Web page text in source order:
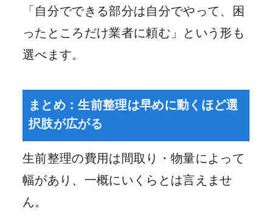
「自分でできる部分は自分でやって、困
ったところだけ業者に頼む」という形も
選べます。
まとめ：生前整理は早めに動くほど選
択肢が広がる
生前整理の費用は間取り・物量によって
幅があり、一概にいくらとは言えませ
ん。